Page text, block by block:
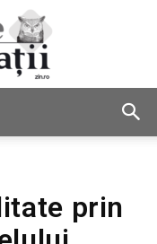
prin